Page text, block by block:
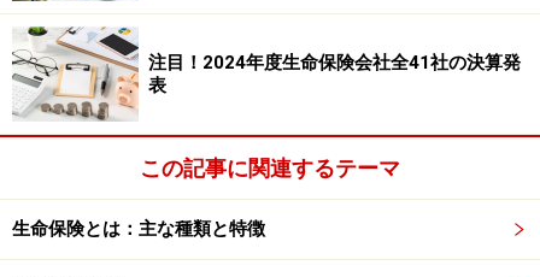
相続人の数」×500万円は非課税になります。また、それ
以前に、配偶者の遺産に対しては１億6000万円までであ
れば相続税は課税されませんので、妻がよほどの財産で
も持っていない限り、受け取る保険金に税金がかかるこ
とはありません。また、妻が入院・手術などをした場
を受け取ります。(給付金は非課税)
注目！2024年度生命保険会社全41社の決算発
表
この記事に関連するテーマ
生命保険とは：主な種類と特徴